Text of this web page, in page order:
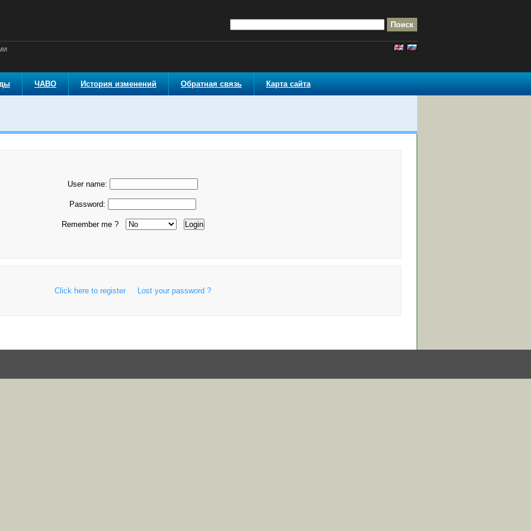
ЧАВО История изменений Обратная связь Карта сайта
User name:
Password:
Remember me ?
Click here to register Lost your password ?